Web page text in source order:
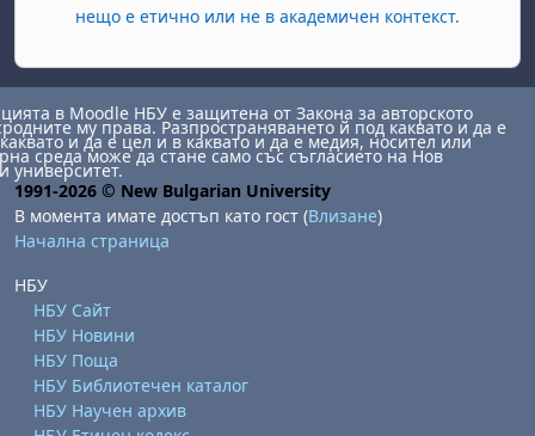
нещо е етично или не в академичен контекст.
в Moodle НБУ е защитена от Закона за авторското
му права. Разпространяването й под каквато и да е
и да е цел и в каквато и да е медия, носител или
среда може да стане само със съгласието на Нов
университет.
1991-2026 © New Bulgarian University
В момента имате достъп като гост (Влизане)
Начална страница
НБУ
НБУ Сайт
НБУ Новини
НБУ Поща
НБУ Библиотечен каталог
НБУ Научен архив